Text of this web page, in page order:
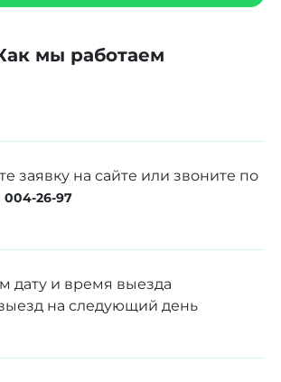
мы работаем
заявку на сайте или звоните по
004-26-97
дату и время выезда
на следующий день